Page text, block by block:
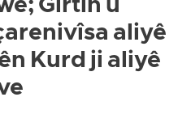
Girtin û
aliyê
Kurd ji aliyê